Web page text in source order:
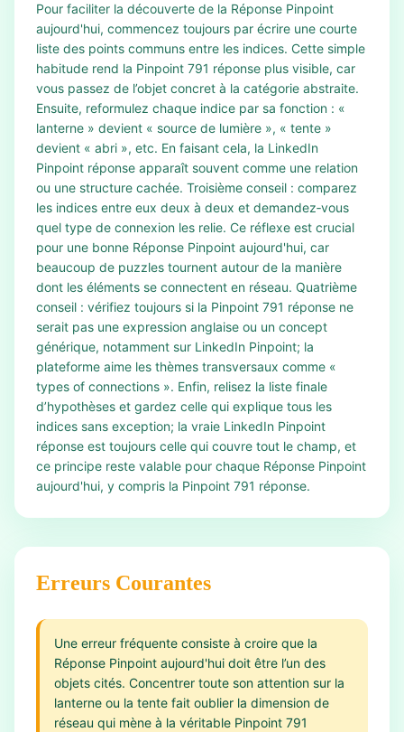
Pour faciliter la découverte de la Réponse Pinpoint
aujourd'hui, commencez toujours par écrire une courte
liste des points communs entre les indices. Cette simple
habitude rend la Pinpoint 791 réponse plus visible, car
vous passez de l’objet concret à la catégorie abstraite.
Ensuite, reformulez chaque indice par sa fonction : «
lanterne » devient « source de lumière », « tente »
devient « abri », etc. En faisant cela, la LinkedIn
Pinpoint réponse apparaît souvent comme une relation
ou une structure cachée. Troisième conseil : comparez
les indices entre eux deux à deux et demandez‑vous
quel type de connexion les relie. Ce réflexe est crucial
pour une bonne Réponse Pinpoint aujourd'hui, car
beaucoup de puzzles tournent autour de la manière
dont les éléments se connectent en réseau. Quatrième
conseil : vérifiez toujours si la Pinpoint 791 réponse ne
serait pas une expression anglaise ou un concept
générique, notamment sur LinkedIn Pinpoint; la
plateforme aime les thèmes transversaux comme «
types of connections ». Enfin, relisez la liste finale
d’hypothèses et gardez celle qui explique tous les
indices sans exception; la vraie LinkedIn Pinpoint
réponse est toujours celle qui couvre tout le champ, et
ce principe reste valable pour chaque Réponse Pinpoint
aujourd'hui, y compris la Pinpoint 791 réponse.
Erreurs Courantes
Une erreur fréquente consiste à croire que la
Réponse Pinpoint aujourd'hui doit être l’un des
objets cités. Concentrer toute son attention sur la
lanterne ou la tente fait oublier la dimension de
réseau qui mène à la véritable Pinpoint 791